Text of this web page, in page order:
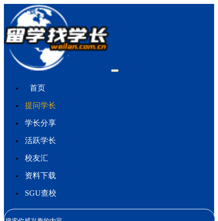
首页
提问学长
学长分享
活跃学长
校友汇
资料下载
SGU查校